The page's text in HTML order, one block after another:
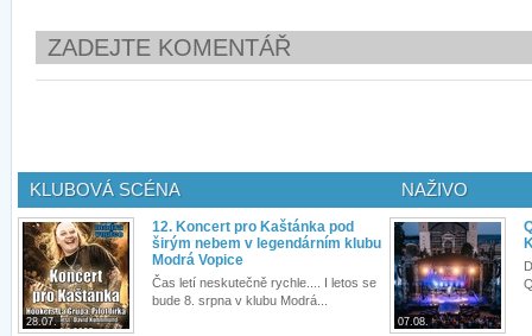
ZADEJTE KOMENTÁŘ
KLUBOVÁ SCÉNA
28.07.
12. Koncert pro Kaštánka pod
širým nebem v legendárním klubu
Modrá Vopice
Čas letí neskutečně rychle.... I letos se
bude 8. srpna v klubu Modrá...
NAŽIVO
07.08.